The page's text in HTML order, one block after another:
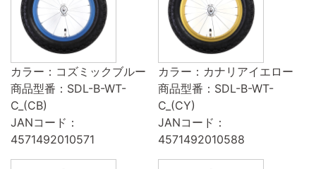
カラー：コズミックブルー
商品型番：SDL-B-WT-
C_(CB)
JANコード：
4571492010571
カラー：カナリアイエロー
商品型番：SDL-B-WT-
C_(CY)
JANコード：
4571492010588